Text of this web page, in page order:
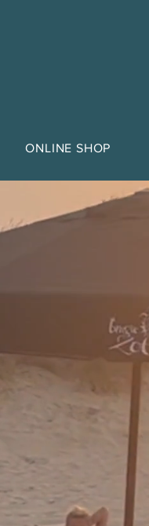
ONLINE SHOP